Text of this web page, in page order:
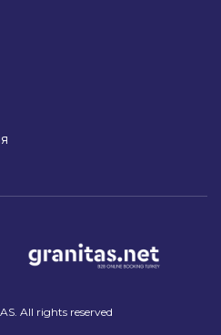
All rights reserved